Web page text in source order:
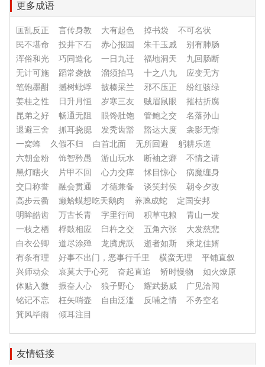
更多成语
匡乱反正 言传身教 大有起色 掉书袋
不可名状
民不堪命
投井下石 赤心报国 朱干玉戚
别有肺肠
浑俗和光
巧同造化 一日九迁 福地洞天
九回肠断
无计可施
蹈常袭故 溜须拍马 十之八九
应变无方
笔饱墨酣
撼树蚍蜉 披榛采兰 邪不压正
纷红骇绿
姜桂之性
日升月恒 岁寒三友 贼眉鼠眼
摧枯折腐
昆弟之好
畅通无阻 眼馋肚饱 管鲍之交
名落孙山
退避三舍
抓耳挠腮 发秃齿豁 豁达大度
衾影无惭
一窝蜂
久假不归 白首北面 无所回避
躬耕乐道
六朝金粉
饰智矜愚 游山玩水 断袖之癖
不情之请
黑灯瞎火
片甲不回 心力交瘁 怵目惊心
病魔缠身
交口称誉
融会贯通 才德兼备 谈笑封侯
朝令夕改
高步云衢
癞蛤蟆想吃天鹅肉 养虺成蛇
定国安邦
明眸皓齿
万古长青 字里行间 积草屯粮
青山一发
一枝之栖
桴鼓相应 臼杵之交 五角六张
大发慈悲
白衣公卿
道尽涂殚 龙腾虎跃 逝者如斯
乘龙佳婿
有条有理
好事不出门，恶事行千里 横蛮无理
平铺直叙
兴师动众
哀莫大于心死 奋起直追 矫时慢物
如火燎原
体贴入微
振奋人心 狼子野心 耀武扬威
广见洽闻
铭记不忘
枉矢哨壶 自由泛滥 反哺之情
不务空名
箕风毕雨
倾耳注目
友情链接